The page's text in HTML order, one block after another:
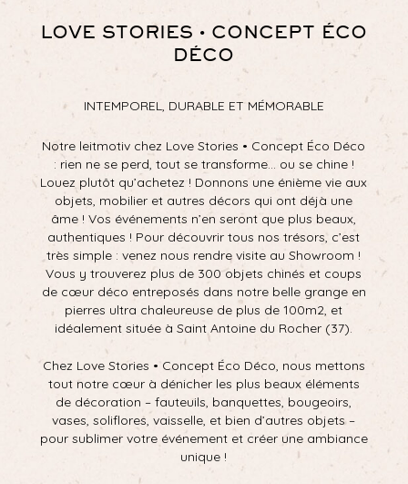
LOVE STORIES • CONCEPT ÉCO
DÉCO
INTEMPOREL, DURABLE ET MÉMORABLE
Notre leitmotiv chez Love Stories • Concept Éco Déco
: rien ne se perd, tout se transforme… ou se chine !
Louez plutôt qu’achetez ! Donnons une énième vie aux
objets, mobilier et autres décors qui ont déjà une
âme ! Vos événements n’en seront que plus beaux,
authentiques ! Pour découvrir tous nos trésors, c’est
très simple : venez nous rendre visite au Showroom !
Vous y trouverez plus de 300 objets chinés et coups
de cœur déco entreposés dans notre belle grange en
pierres ultra chaleureuse de plus de 100m2, et
idéalement située à Saint Antoine du Rocher (37).
Chez Love Stories • Concept Éco Déco, nous mettons
tout notre cœur à dénicher les plus beaux éléments
de décoration – fauteuils, banquettes, bougeoirs,
vases, soliflores, vaisselle, et bien d’autres objets –
pour sublimer votre événement et créer une ambiance
unique !